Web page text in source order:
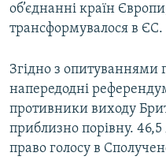
об’єднанні країн
трансформувалося в ЄС.
Згідно з опитуваннями
напередодні
противники виходу
приблизно порівну.
право голосу в